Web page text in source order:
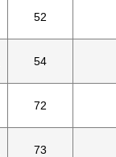
52
54
72
73